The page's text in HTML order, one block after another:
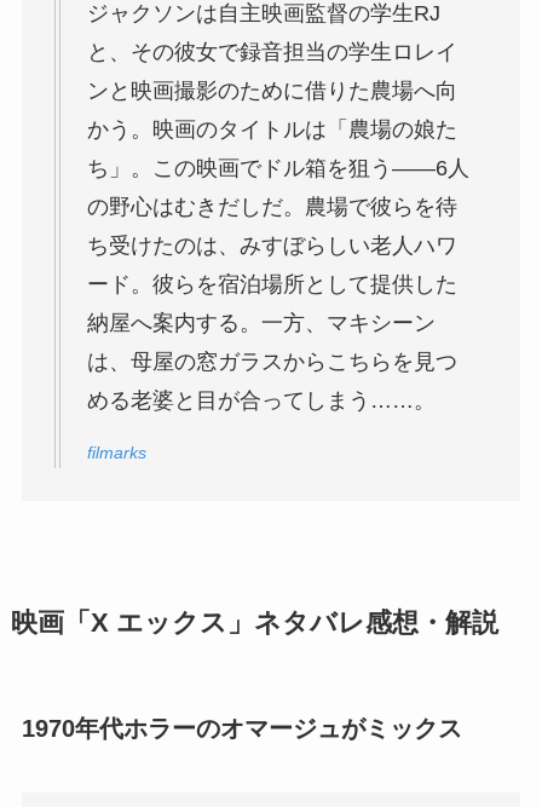
ジャクソンは自主映画監督の学生RJ
と、その彼女で録音担当の学生ロレイ
ンと映画撮影のために借りた農場へ向
かう。映画のタイトルは「農場の娘た
ち」。この映画でドル箱を狙う――6人
の野心はむきだしだ。農場で彼らを待
ち受けたのは、みすぼらしい老人ハワ
ード。彼らを宿泊場所として提供した
納屋へ案内する。一方、マキシーン
は、母屋の窓ガラスからこちらを見つ
める老婆と目が合ってしまう……。
filmarks
映画「X エックス」ネタバレ感想・解説
1970年代ホラーのオマージュがミックス